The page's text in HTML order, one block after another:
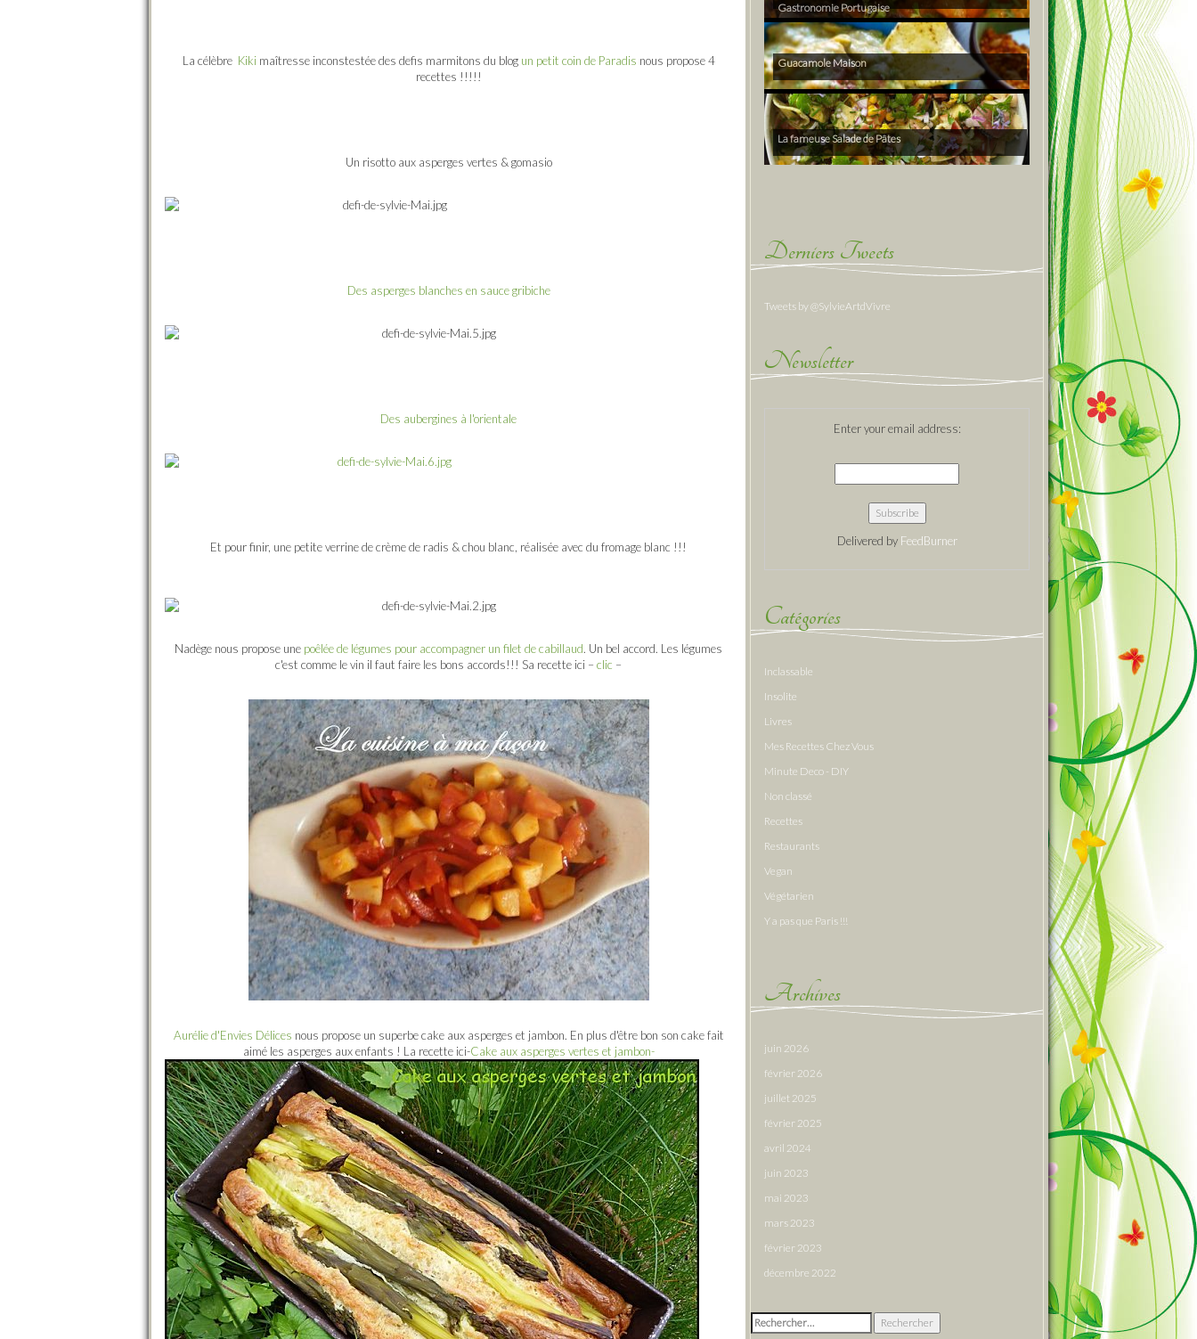
La célèbre Kiki maîtresse inconstestée des defis marmitons du blog un petit coin de Paradis nous propose 4
recettes !!!!!
Un risotto aux asperges vertes & gomasio
Des asperges blanches en sauce gribiche
Des aubergines à l'orientale
Et pour finir, une petite verrine de crème de radis & chou blanc, réalisée avec du fromage blanc !!!
Nadège nous propose une poêlée de légumes pour accompagner un filet de cabillaud. Un bel accord. Les légumes
c'est comme le vin il faut faire les bons accords!!! Sa recette ici –clic –
Aurélie d'Envies Délices nous propose un superbe cake aux asperges et jambon. En plus d'être bon son cake fait
aimé les asperges aux enfants ! La recette ici-Cake aux asperges vertes et jambon-
Gastronomie Portugaise
Guacamole Maison
La fameuse Salade de Pâtes
Derniers Tweets
Tweets by @SylvieArtdVivre
Newsletter
Enter your email address:
Delivered by FeedBurner
Catégories
Inclassable
Insolite
Livres
Mes Recettes Chez Vous
Minute Deco - DIY
Non classé
Recettes
Restaurants
Vegan
Végétarien
Y a pas que Paris !!!
Archives
juin 2026
février 2026
juillet 2025
février 2025
avril 2024
juin 2023
mai 2023
mars 2023
février 2023
décembre 2022
Rechercher :